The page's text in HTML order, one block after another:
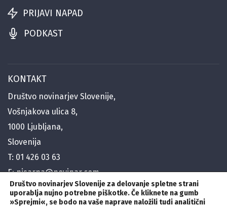
PRIJAVI NAPAD
PODKAST
KONTAKT
Društvo novinarjev Slovenije,
Vošnjakova ulica 8,
1000 Ljubljana,
Slovenija
T: 01 426 03 63
E:pisarna@novinar.com
E:generalni@novinar.com
E:stik@novinar.com
Društvo novinarjev Slovenije za delovanje spletne strani
uporablja nujno potrebne piškotke. Če kliknete na gumb
»Sprejmi«,se bodo na vaše naprave naložili tudi analitični